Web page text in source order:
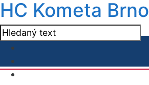
HC Kometa Brno